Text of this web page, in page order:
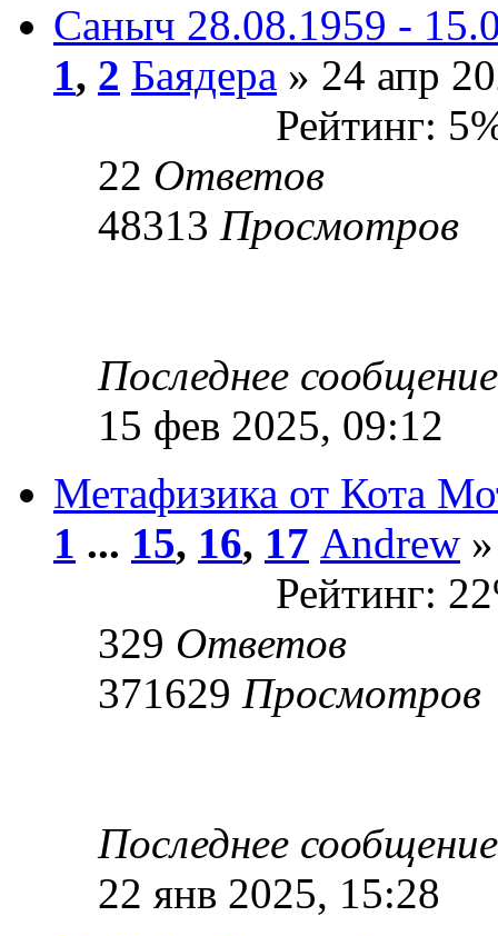
Саныч 28.08.1959 -
1, 2 Баядера » 24 апр
Рейтинг:
22 Ответов
48313 Просмотров
Последнее
15 фев 2025, 09:12
Метафизика от Кота
1 ... 15, 16, 17 Andrew
Рейтинг:
329 Ответов
371629 Просмотров
Последнее
22 янв 2025, 15:28